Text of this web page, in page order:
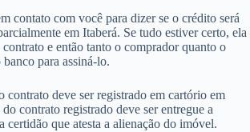
contato com você para dizer se o crédito será
em Itaberá. Se tudo estiver certo, ela
e então tanto o comprador quanto o
para assiná-lo.
contrato deve ser registrado em cartório em
contrato registrado deve ser entregue a
certidão que atesta a alienação do imóvel.